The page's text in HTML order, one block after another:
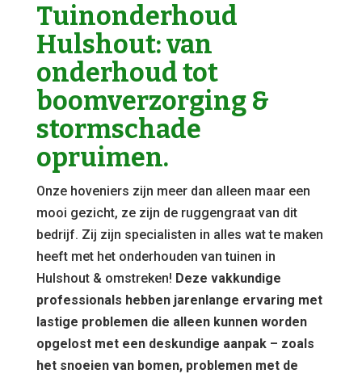
Tuinonderhoud
Hulshout: van
onderhoud tot
boomverzorging &
stormschade
opruimen.
Onze hoveniers zijn meer dan alleen maar een
mooi gezicht, ze zijn de ruggengraat van dit
bedrijf. Zij zijn specialisten in alles wat te maken
heeft met het onderhouden van tuinen in
Hulshout & omstreken! Deze vakkundige
professionals hebben jarenlange ervaring met
lastige problemen die alleen kunnen worden
opgelost met een deskundige aanpak – zoals
het snoeien van bomen, problemen met de